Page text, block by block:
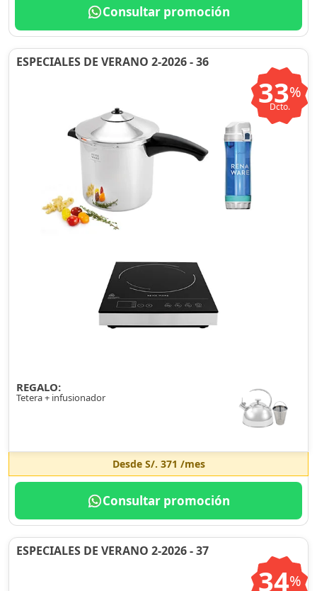
Consultar promoción
ESPECIALES DE VERANO 2-2026 - 36
33%
Dcto.
REGALO:
Tetera + infusionador
Desde S/. 371 /mes
Consultar promoción
ESPECIALES DE VERANO 2-2026 - 37
34%